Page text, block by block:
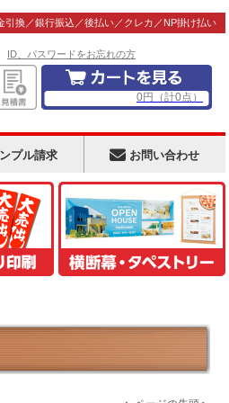
引換／銀行振込／後払い／クレカ／NP掛け払い
ID、パスワードをお忘れの方
0円 （計0点）
プル請求 お問い合わせ